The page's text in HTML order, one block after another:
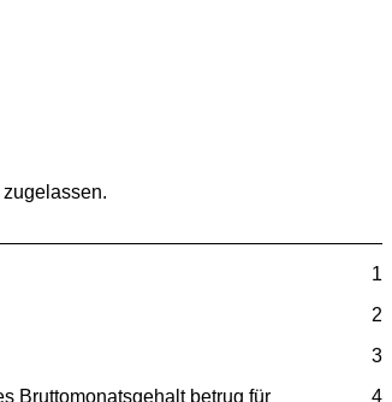
1
2
3
4
Bruttomonatsgehalt betrug für